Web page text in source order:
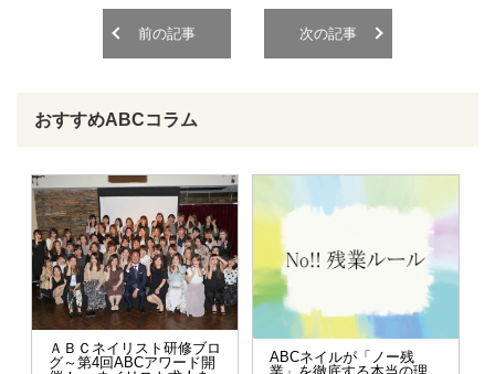
前の記事 次の記事
おすすめABCコラム
ＡＢＣネイリスト研修ブロ
グ～第4回ABCアワード開
ABCネイルが「ノー残